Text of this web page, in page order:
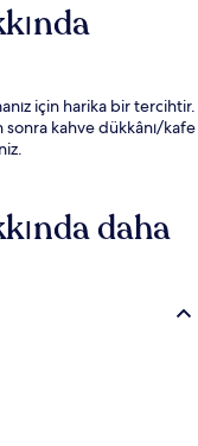
için harika bir tercihtir.
kahve dükkânı/kafe
daha